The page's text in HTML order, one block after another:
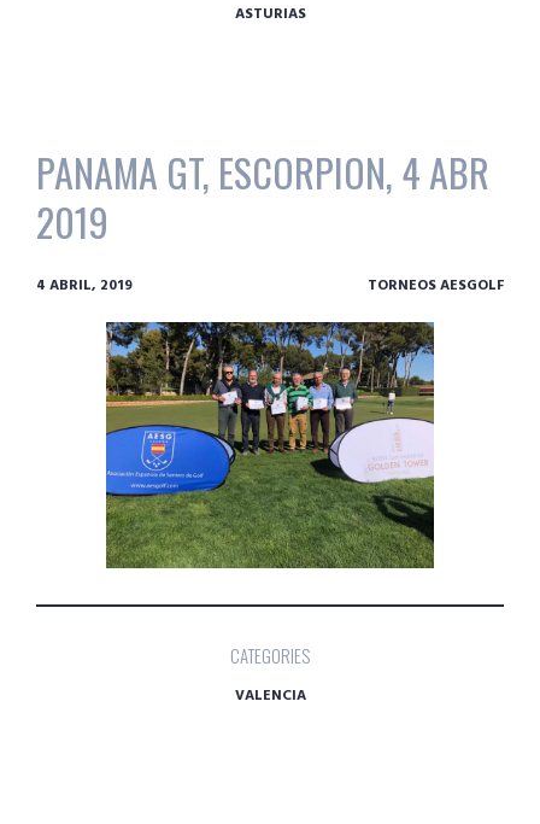
ASTURIAS
PANAMA GT, ESCORPION, 4 ABR
2019
4 ABRIL, 2019 TORNEOS AESGOLF
CATEGORIES
VALENCIA